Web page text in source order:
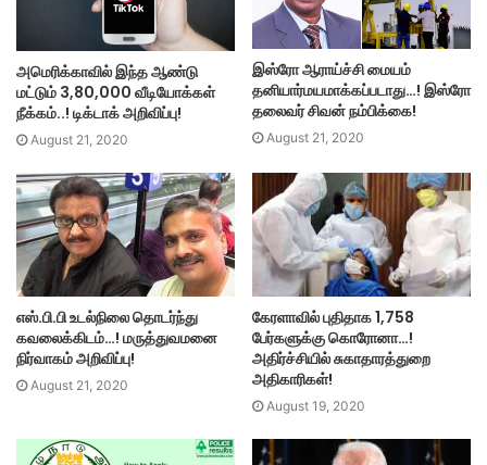
அமெரிக்காவில் இந்த ஆண்டு
மட்டும் 3,80,000 வீடியோக்கள்
நீக்கம்..! டிக்டாக் அறிவிப்பு!
August 21, 2020
இஸ்ரோ ஆராய்ச்சி மையம்
தனியார்மயமாக்கப்படாது…! இஸ்ரோ
தலைவர் சிவன் நம்பிக்கை!
August 21, 2020
எஸ்.பி.பி உடல்நிலை தொடர்ந்து
கவலைக்கிடம்…! மருத்துவமனை
நிர்வாகம் அறிவிப்பு!
August 21, 2020
கேரளாவில் புதிதாக 1,758
பேர்களுக்கு கொரோனா…!
அதிர்ச்சியில் சுகாதாரத்துறை
அதிகாரிகள்!
August 19, 2020